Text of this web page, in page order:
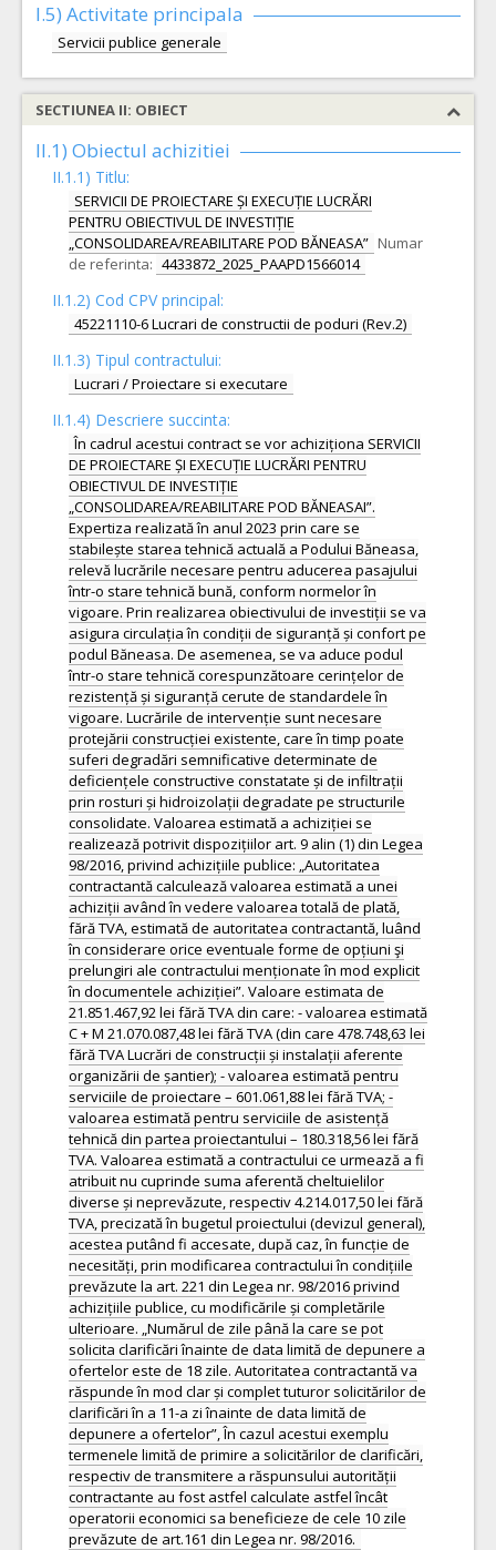
I.5) Activitate principala
Servicii publice generale
SECTIUNEA II: OBIECT
II.1) Obiectul achizitiei
II.1.1) Titlu:
SERVICII DE PROIECTARE ȘI EXECUȚIE LUCRĂRI
PENTRU OBIECTIVUL DE INVESTIȚIE
„CONSOLIDAREA/REABILITARE POD BĂNEASA” Numar
de referinta: 4433872_2025_PAAPD1566014
II.1.2) Cod CPV principal:
45221110-6 Lucrari de constructii de poduri (Rev.2)
II.1.3) Tipul contractului:
Lucrari / Proiectare si executare
II.1.4) Descriere succinta:
În cadrul acestui contract se vor achiziționa SERVICII
DE PROIECTARE ȘI EXECUȚIE LUCRĂRI PENTRU
OBIECTIVUL DE INVESTIȚIE
„CONSOLIDAREA/REABILITARE POD BĂNEASAI”.
Expertiza realizată în anul 2023 prin care se
stabilește starea tehnică actuală a Podului Băneasa,
relevă lucrările necesare pentru aducerea pasajului
într-o stare tehnică bună, conform normelor în
vigoare. Prin realizarea obiectivului de investiții se va
asigura circulația în condiții de siguranță și confort pe
podul Băneasa. De asemenea, se va aduce podul
într-o stare tehnică corespunzătoare cerințelor de
rezistență și siguranță cerute de standardele în
vigoare. Lucrările de intervenție sunt necesare
protejării construcției existente, care în timp poate
suferi degradări semnificative determinate de
deficiențele constructive constatate și de infiltrații
prin rosturi și hidroizolații degradate pe structurile
consolidate. Valoarea estimată a achiziției se
realizează potrivit dispozițiilor art. 9 alin (1) din Legea
98/2016, privind achizițiile publice: „Autoritatea
contractantă calculează valoarea estimată a unei
achiziții având în vedere valoarea totală de plată,
fără TVA, estimată de autoritatea contractantă, luând
în considerare orice eventuale forme de opțiuni şi
prelungiri ale contractului menționate în mod explicit
în documentele achiziției”. Valoare estimata de
21.851.467,92 lei fără TVA din care: - valoarea estimată
C + M 21.070.087,48 lei fără TVA (din care 478.748,63 lei
fără TVA Lucrări de construcții și instalații aferente
organizării de șantier); - valoarea estimată pentru
serviciile de proiectare – 601.061,88 lei fără TVA; -
valoarea estimată pentru serviciile de asistență
tehnică din partea proiectantului – 180.318,56 lei fără
TVA. Valoarea estimată a contractului ce urmează a fi
atribuit nu cuprinde suma aferentă cheltuielilor
diverse și neprevăzute, respectiv 4.214.017,50 lei fără
TVA, precizată în bugetul proiectului (devizul general),
acestea putând fi accesate, după caz, în funcție de
necesități, prin modificarea contractului în condițiile
prevăzute la art. 221 din Legea nr. 98/2016 privind
achizițiile publice, cu modificările și completările
ulterioare. „Numărul de zile până la care se pot
solicita clarificări înainte de data limită de depunere a
ofertelor este de 18 zile. Autoritatea contractantă va
răspunde în mod clar și complet tuturor solicitărilor de
clarificări în a 11-a zi înainte de data limită de
depunere a ofertelor”, În cazul acestui exemplu
termenele limită de primire a solicitărilor de clarificări,
respectiv de transmitere a răspunsului autorității
contractante au fost astfel calculate astfel încât
operatorii economici sa beneficieze de cele 10 zile
prevăzute de art.161 din Legea nr. 98/2016.